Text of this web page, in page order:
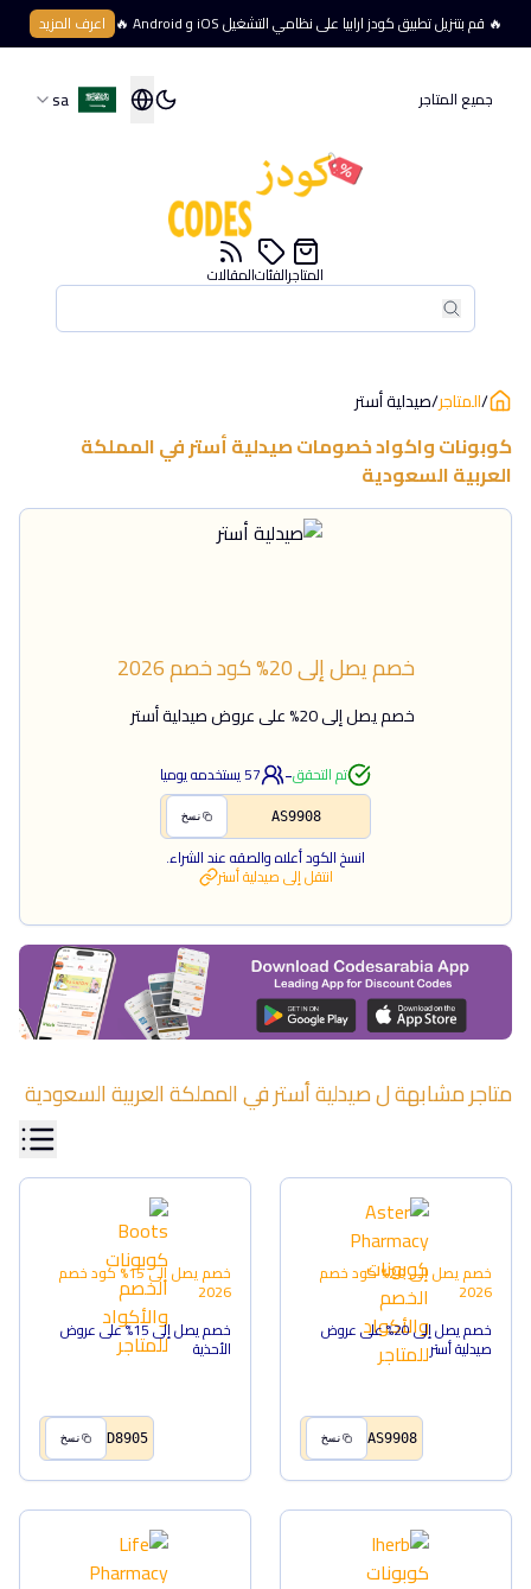
🔥 قم بتنزيل تطبيق كودز ارابيا على نظامي التشغيل iOS و Android 🔥 اعرف المزيد
جميع المتاجر sa
بحث
بحث
المتاجرالفئاتالمقالات
/المتاجر/صيدلية أستر
كوبونات واكواد خصوماتصيدلية أسترفيالمملكة
العربية السعودية
خصم يصل إلى 20% كود خصم2026
خصم يصل إلى 20% على عروض صيدلية أستر
تم التحقق-
57يستخدمه يوميا
AS9908 نسخ
انسخ الكود أعلاه والصقه عند الشراء.
انتقل إلىصيدلية أستر
متاجر مشابهة لصيدلية أسترفيالمملكة العربية السعودية
خصم يصل إلى 20% كود خصم
2026
خصم يصل إلى 20% على عروض
صيدلية أستر
AS9908 نسخ
خصم يصل إلى 15% كود خصم
2026
خصم يصل إلى 15% على عروض
الأحذية
D8905 نسخ